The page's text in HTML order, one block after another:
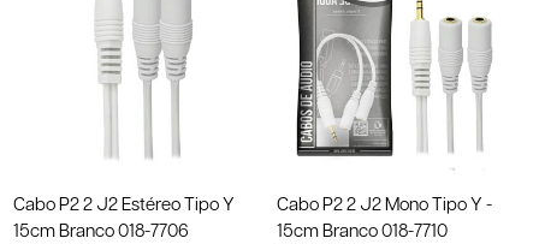
Cabo P2 2 J2 Estéreo Tipo Y
15cm Branco 018-7706
Cabo P2 2 J2 Mono Tipo Y -
15cm Branco 018-7710